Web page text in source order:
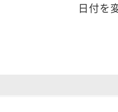
日付を